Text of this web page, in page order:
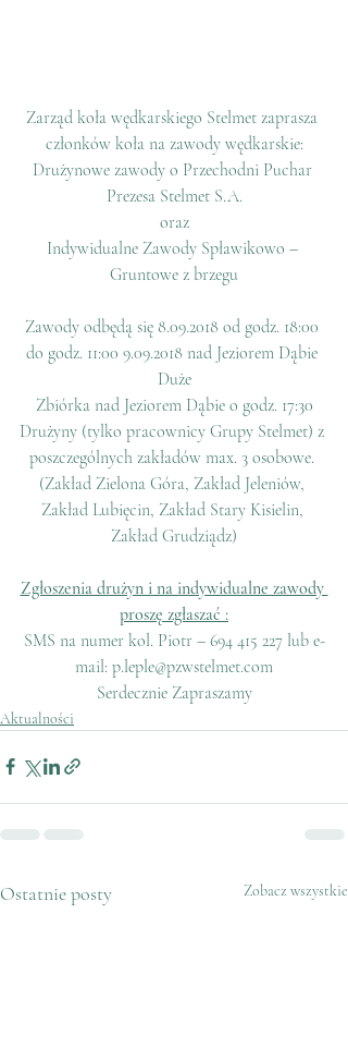
Zarząd koła wędkarskiego Stelmet zaprasza
członków koła na zawody wędkarskie:
Drużynowe zawody o Przechodni Puchar
Prezesa Stelmet S.A.
oraz
Indywidualne Zawody Spławikowo –
Gruntowe z brzegu
Zawody odbędą się 8.09.2018 od godz. 18:00
do godz. 11:00 9.09.2018 nad Jeziorem Dąbie
Duże
Zbiórka nad Jeziorem Dąbie o godz. 17:30
Drużyny (tylko pracownicy Grupy Stelmet) z
poszczególnych zakładów max. 3 osobowe.
(Zakład Zielona Góra, Zakład Jeleniów,
Zakład Lubięcin, Zakład Stary Kisielin,
Zakład Grudziądz)
Zgłoszenia drużyn i na indywidualne zawody
proszę zgłaszać :
SMS na numer kol. Piotr – 694 415 227 lub e-
mail: p.leple@pzwstelmet.com
Serdecznie Zapraszamy
Aktualności
Ostatnie posty Zobacz wszystkie